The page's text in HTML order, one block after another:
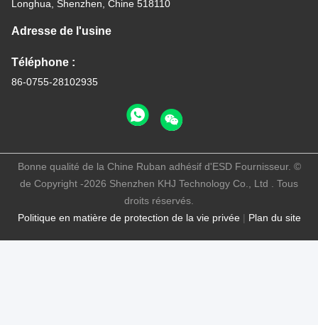
Longhua, Shenzhen, Chine 518110
Adresse de l'usine
Téléphone :
86-0755-28102935
Politique en matière de protection de la vie privée| Plan du site
Bonne qualité de la Chine Ruban adhésif d'ESD Fournisseur. ©
de Copyright -2026 Shenzhen KHJ Technology Co., Ltd . Tous
droits réservés.